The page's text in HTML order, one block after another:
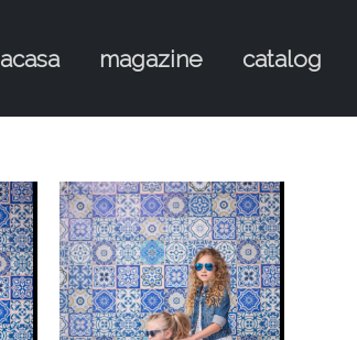
acasa magazine catalog